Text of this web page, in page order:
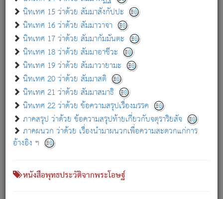
นิทเทศ 15 ว่าด้วย สัมมาสังกัปปะ
นิทเทศ 16 ว่าด้วย สัมมาวาจา
นิทเทศ 17 ว่าด้วย สัมมากัมมันตะ
นิทเทศ 18 ว่าด้วย สัมมาอาชีวะ
นิทเทศ 19 ว่าด้วย สัมมาวายามะ
นิทเทศ 20 ว่าด้วย สัมมาสติ
นิทเทศ 21 ว่าด้วย สัมมาสมาธิ
นิทเทศ 22 ว่าด้วย ข้อความสรุปเรื่องมรรค
ภาคสรุป ว่าด้วย ข้อความสรุปท้ายเกี่ยวกับจตุราริยสัจ
ภาคผนวก ว่าด้วย เรื่องนำมาผนวกเพื่อความสะดวกแก่การ
อ้างอิง ฯ
หนังสือพุทธประวัติจากพระโอษฐ์
ผู้ศึกษาก็พึงตรวจสอบกับตัวเล่มหนังสือต้นฉบับ ที่มีการพิมพ์ครั้งล่าสุด
ก่อนนำข้อมูลไปใช้ในการอ้างอิง"
เกี่ยวกับอัตถจารี|เกี่ยวกับการพัฒนา|แจ้งข้อผิดพลาด / แนะนำ
หนังสือที่เกี่ยวข้อง